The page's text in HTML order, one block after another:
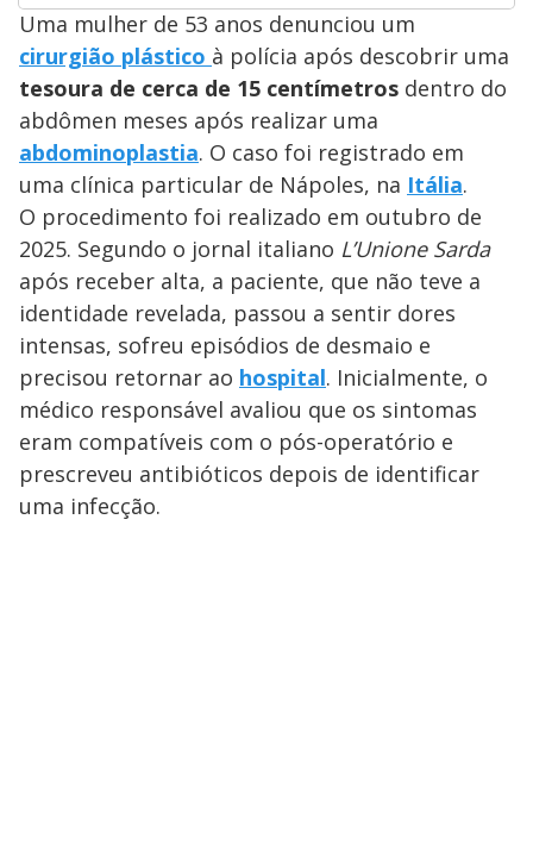
Uma mulher de 53 anos denunciou um
cirurgião plástico à polícia após descobrir uma
tesoura de cerca de 15 centímetros dentro do
abdômen meses após realizar uma
abdominoplastia. O caso foi registrado em
uma clínica particular de Nápoles, na Itália.
O procedimento foi realizado em outubro de
2025. Segundo o jornal italiano L’Unione Sarda
após receber alta, a paciente, que não teve a
identidade revelada, passou a sentir dores
intensas, sofreu episódios de desmaio e
precisou retornar ao hospital. Inicialmente, o
médico responsável avaliou que os sintomas
eram compatíveis com o pós-operatório e
prescreveu antibióticos depois de identificar
uma infecção.